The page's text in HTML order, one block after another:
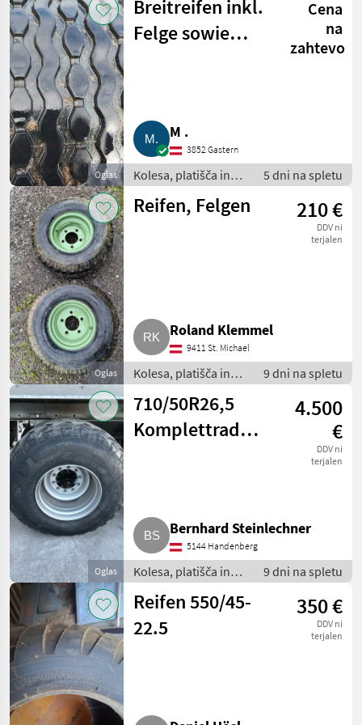
Pnevmatika za
priklopnik
Oglas
Breitreifen inkl.
Felge sowie
Cena
na
zahtevo
M .
3852 Gastern
Kolesa, platišča in
pnevmatike /
Pnevmatika za
5 dni na spletu
Oglas
Reifen, Felgen 210 €
DDV ni
terjalen
Roland Klemmel
9411 St. Michael
Kolesa, platišča in
pnevmatike /
Pnevmatika za
priklopnik
9 dni na spletu
Oglas
710/50R26,5
Komplettrad
4.500
€
DDV ni
terjalen
Bernhard Steinlechner
5144 Handenberg
Kolesa, platišča in
pnevmatike /
Pnevmatika za
priklopnik
9 dni na spletu
Reifen 550/45-
22.5
350 €
DDV ni
terjalen